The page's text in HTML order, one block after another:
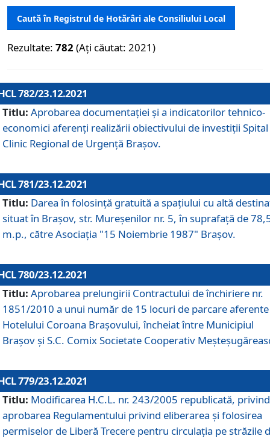
Caută în Registrul de Hotărâri ale Consiliului Local
Rezultate: 782 (Ați căutat: 2021)
782/23.12.2021
Titlu: Aprobarea documentației și a indicatorilor tehnico-
economici aferenți realizării obiectivului de investiții Spital
Clinic Regional de Urgență Brașov.
781/23.12.2021
Titlu: Darea în folosinţă gratuită a spaţiului cu altă
situat în Braşov, str. Mureşenilor nr. 5, în suprafaţă de
m.p., către Asociaţia "15 Noiembrie 1987" Braşov.
780/23.12.2021
Titlu: Aprobarea prelungirii Contractului de închiriere nr.
1851/2010 a unui număr de 15 locuri de parcare aferente
Hotelului Coroana Brașovului, încheiat între Municipiul
Braşov şi S.C. Comix Societate Cooperativ
779/23.12.2021
Titlu: Modificarea H.C.L. nr. 243/2005 republicată, privind
aprobarea Regulamentului privind eliberarea şi folosirea
permiselor de Liberă Trecere pentru circulația pe străzile